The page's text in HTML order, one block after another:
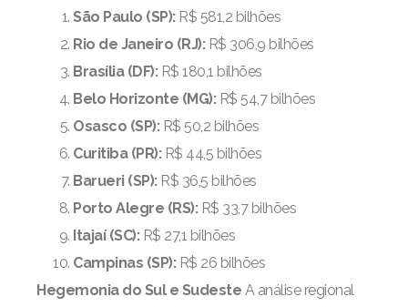
São Paulo (SP):R$ 581,2 bilhões
Rio de Janeiro (RJ):R$ 306,9 bilhões
Brasília (DF):R$ 180,1 bilhões
Belo Horizonte (MG):R$ 54,7 bilhões
Osasco (SP):R$ 50,2 bilhões
Curitiba (PR):R$ 44,5 bilhões
Barueri (SP):R$ 36,5 bilhões
Porto Alegre (RS):R$ 33,7 bilhões
Itajaí (SC):R$ 27,1 bilhões
Campinas (SP):R$ 26 bilhões
Hegemonia do Sul e Sudeste A análise regional